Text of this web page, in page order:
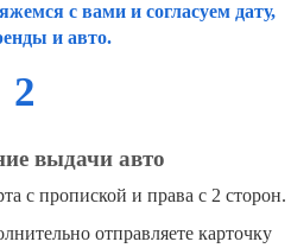
с вами и согласуем дату,
и авто.
2
выдачи авто
с пропиской и права с 2 сторон.
отправляете карточку